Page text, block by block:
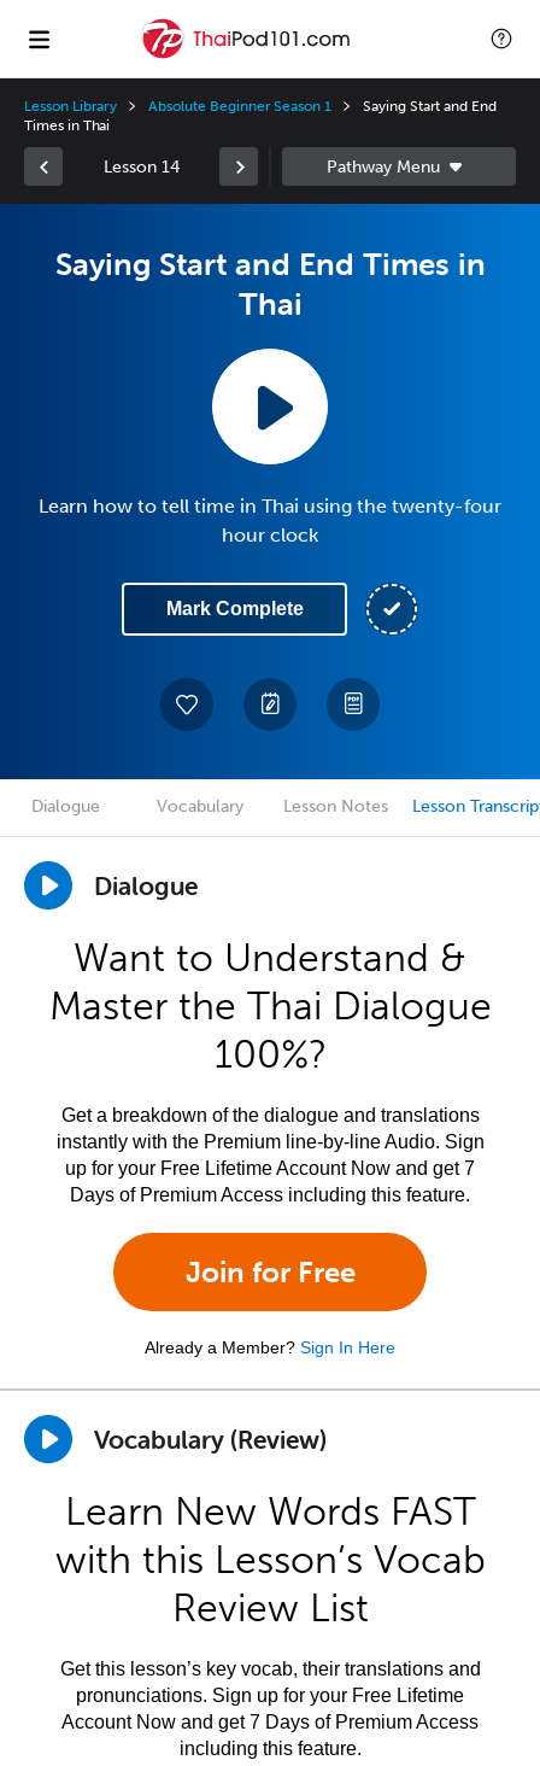
Lesson Library Absolute Beginner Season 1
Saying Start and End
Times in Thai
Lesson 14
Saying Start and End Times in
Thai
Learn how to tell time in Thai using the twenty-four
hour clock
Mark Complete
Dialogue Vocabulary Lesson Notes Lesson
Dialogue
Want to Understand &
Master the Thai Dialogue
100%?
Get a breakdown of the dialogue and translations
instantly with the Premium line-by-line Audio. Sign
up for your Free Lifetime Account Now and get 7
Days of Premium Access including this feature.
Join for Free
Already a Member? Sign In Here
Vocabulary (Review)
Learn New Words FAST
with this Lesson’s Vocab
Review List
Get this lesson’s key vocab, their translations and
pronunciations. Sign up for your Free Lifetime
Account Now and get 7 Days of Premium Access
including this feature.